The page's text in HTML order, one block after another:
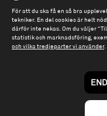
För att du ska få en så bra
tekniker. En del cookies är helt
därför inte nekas. Om du väljer
statistik och marknadsföring,
och vilka tredjeparter vi använder.